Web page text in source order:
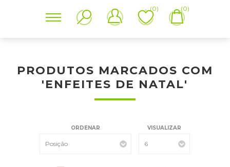
(0) (0)
PRODUTOS MARCADOS COM
'ENFEITES DE NATAL'
ORDENAR VISUALIZAR